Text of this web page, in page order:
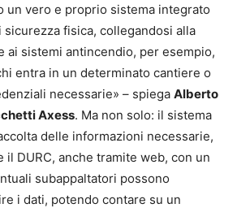
un vero e proprio sistema integrato
fisica, collegandosi alla
ai sistemi antincendio, per esempio,
entra in un determinato cantiere o
necessarie» – spiega Alberto
Axess. Ma non solo: il sistema
delle informazioni necessarie,
il DURC, anche tramite web, con un
subappaltatori possono
i dati, potendo contare su un